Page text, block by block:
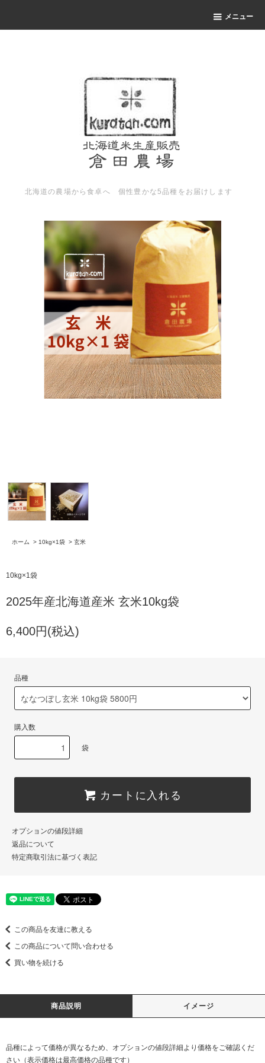
メニュー
北海道の農場から食卓へ 個性豊かな5品種をお届けします
ホーム > 10kg×1袋 > 玄米
10kg×1袋
2025年産北海道産米 玄米10kg袋
6,400円(税込)
品種
購入数
袋
カートに入れる
オプションの値段詳細
返品について
特定商取引法に基づく表記
この商品を友達に教える
この商品について問い合わせる
買い物を続ける
商品説明 イメージ
品種によって価格が異なるため、オプションの値段詳細より価格をご確認くだ
さい（表示価格は最高価格の品種です）